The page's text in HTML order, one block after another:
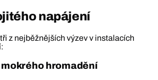
napájení
z nejběžnějších výzev v instalacích
hromadění